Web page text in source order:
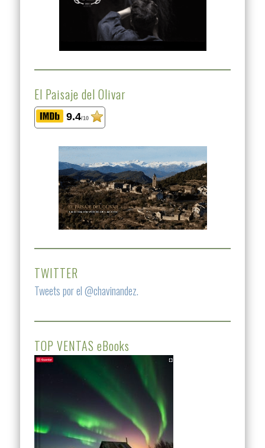
El Paisaje del Olivar
9.4/10
TWITTER
Tweets por el @chavinandez.
TOP VENTAS eBooks